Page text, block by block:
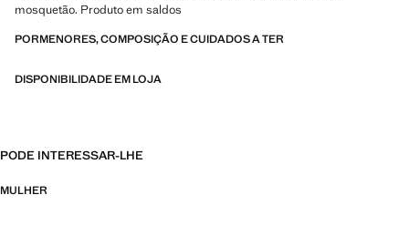
mosquetão. Produto em saldos
PORMENORES, COMPOSIÇÃO E CUIDADOS A TER
DISPONIBILIDADE EM LOJA
PODE INTERESSAR-LHE
MULHER